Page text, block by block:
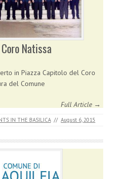
Natissa
in Piazza Capitolo del Coro
del Comune
Full Article →
IN THE BASILICA // August 6, 2015